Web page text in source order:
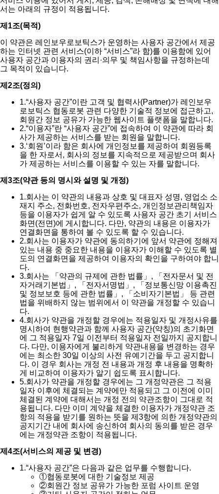
서는 아래의 규정이 적용됩니다.
제1조(목적)
이 약관은 레인보우로보틱스가 운영하는 사용자 공간에서 제공
하는 인터넷 관련 서비스(이하 “서비스”라 함)를 이용함에 있어
사용자 공간과 이용자의 권리·의무 및 책임사항을 규정하는데
그 목적이 있습니다.
제2조(정의)
1.“사용자 공간”이란 고객 및 협력사(Partner)가 레인보우
로보틱스 협동로봇 관련 다양한 기술적 정보에 접근하고,
회원간 정보 공유가 가능한 웹사이트 플랫폼을 말합니다.
2.“이용자”란 “사용자 공간”에 접속하여 이 약관에 따라 회
사가 제공하는 서비스를 받는 회원을 말합니다.
3.‘회원’이라 함은 회사에 개인정보를 제공하여 회원등록
을 한 자로서, 회사의 정보를 지속적으로 제공받으며 회사
가 제공하는 서비스를 이용할 수 있는 자를 말합니다.
제3조(약관 등의 명시와 설명 및 개정)
1.회사는 이 약관의 내용과 상호 및 대표자 성명, 영업소 소
재지 주소, 전화번호, 전자우편주소, 개인정보관리책임자
등을 이용자가 쉽게 알 수 있도록 사용자 공간 초기 서비스
화면(전면)에 게시합니다. 다만, 약관의 내용은 이용자가
연결화면을 통하여 볼 수 있도록 할 수 있습니다.
2.회사는 이용자가 약관에 동의하기에 앞서 약관에 정해져
있는 내용 중 중요한 내용을 이용자가 이해할 수 있도록 별
도의 연결화면을 제공하여 이용자의 확인을 구하여야 합니
다.
3.회사는 「약관의 규제에 관한 법률」, 「전자문서 및 전
자거래기본법」, 「전자서명법」, 「정보통신망 이용촉진
및 정보보호 등에 관한 법률」, 「소비자기본법」 등 관련
법을 위배하지 않는 범위에서 이 약관을 개정할 수 있습니
다.
4.회사가 약관을 개정할 경우에는 적용일자 및 개정사유를
명시하여 현행약관과 함께 사용자 공간(약칭)의 초기화면
에 그 적용일자 7일 이전부터 적용일자 전일까지 공지합니
다. 다만, 이용자에게 불리하게 약관내용을 변경하는 경우
에는 최소한 30일 이상의 사전 유예기간을 두고 공지합니
다. 이 경우 회사는 개정 전 내용과 개정 후 내용을 명확하
게 비교하여 이용자가 알기 쉽도록 표시합니다.
5.회사가 약관을 개정할 경우에는 그 개정약관은 그 적용
일자 이후에 체결되는 계약에만 적용되고 그 이전에 이미
체결된 계약에 대해서는 개정 전의 약관조항이 그대로 적
용됩니다. 다만 이미 계약을 체결한 이용자가 개정약관 조
항의 적용을 받기를 원하는 뜻을 제3항에 의한 개정약관의
공지기간 내에 회사에 송신하여 회사의 동의를 받은 경우
에는 개정약관 조항이 적용됩니다.
제4조(서비스의 제공 및 변경)
1.“사용자 공간”은 다음과 같은 업무를 수행합니다.
①협동로봇에 대한 기술정보 제공
②회원간 정보 공유가 가능한 포럼 사이트 운영